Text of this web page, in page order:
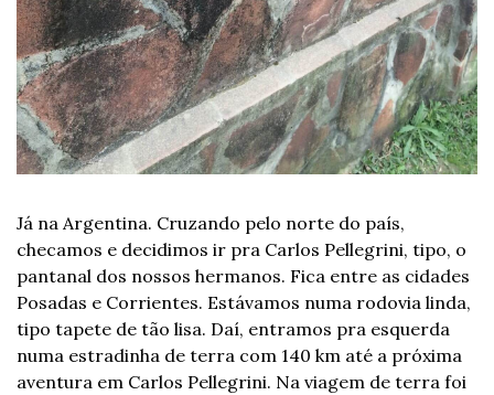
Já na Argentina. Cruzando pelo norte do país,
checamos e decidimos ir pra Carlos Pellegrini, tipo, o
pantanal dos nossos hermanos. Fica entre as cidades
Posadas e Corrientes. Estávamos numa rodovia linda,
tipo tapete de tão lisa. Daí, entramos pra esquerda
numa estradinha de terra com 140 km até a próxima
aventura em Carlos Pellegrini. Na viagem de terra foi